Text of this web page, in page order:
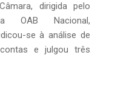
dirigida pelo
OAB Nacional,
se à análise de
e julgou três